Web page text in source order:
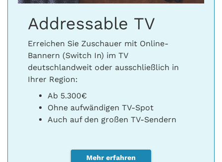
Addressable TV
Erreichen Sie Zuschauer mit Online-
Bannern (Switch In) im TV
deutschlandweit oder ausschließlich in
Ihrer Region:
Ab 5.300€
Ohne aufwändigen TV-Spot
Auch auf den großen TV-Sendern
Mehr erfahren